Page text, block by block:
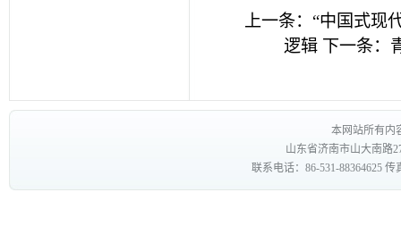
上一条： “中国式现
逻辑 下一条：
本网站所有内
山东省济南市山大南路
联系电话：86-531-88364625 传